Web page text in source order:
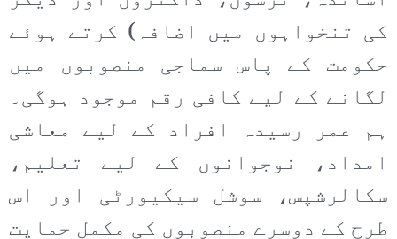
کی تنخواہوں میں اضافہ) کرتے ہوئے
حکومت کے پاس سماجی منصوبوں میں
لگانے کے لیے کافی رقم موجود ہوگی۔
ہم عمر رسیدہ افراد کے لیے معاشی
امداد، نوجوانوں کے لیے تعلیم،
سکالرشپس، سوشل سیکیورٹی اور اس
طرح کے دوسرے منصوبوں کی مکمل حمایت